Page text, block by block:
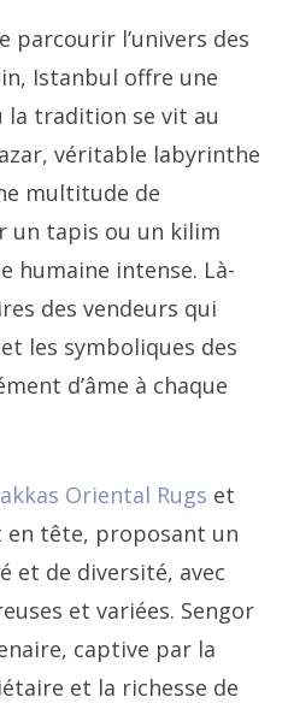
parcourir l’univers des
Istanbul offre une
la tradition se vit au
véritable labyrinthe
multitude de
un tapis ou un kilim
humaine intense. Là-
des vendeurs qui
les symboliques des
d’âme à chaque
Oriental Rugs et
tête, proposant un
et de diversité, avec
et variées. Sengor
captive par la
et la richesse de